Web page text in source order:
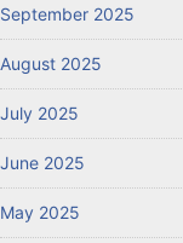
September 2025
August 2025
July 2025
June 2025
May 2025